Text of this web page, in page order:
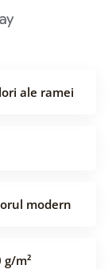
ale ramei
modern
m²